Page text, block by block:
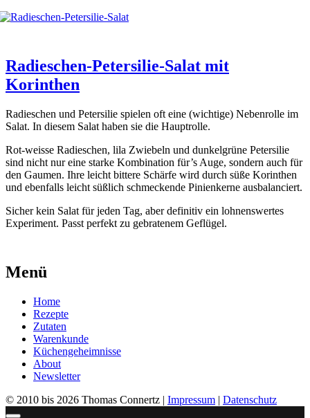
Radieschen-Petersilie-Salat mit
Korinthen
Radies­chen und Peter­si­lie spie­len oft eine (wich­ti­ge) Neben­rol­le im
Salat. In die­sem Salat haben sie die Haupt­rol­le.
Rot-weis­se Radies­chen, lila Zwie­beln und dun­kel­grü­ne Peter­si­lie
sind nicht nur eine star­ke Kom­bi­na­ti­on für’s Auge, son­dern auch für
den Gau­men. Ihre leicht bit­te­re Schär­fe wird durch süße Korin­then
und eben­falls leicht süß­lich schme­cken­de Pini­en­ker­ne aus­ba­lan­ciert.
Sicher kein Salat für jeden Tag, aber defi­ni­tiv ein loh­nens­wer­tes
Expe­ri­ment. Passt per­fekt zu gebra­te­nem Geflü­gel.
Menü
Home
Rezepte
Zutaten
Warenkunde
Küchengeheimnisse
About
Newsletter
© 2010 bis 2026 Thomas Connertz | Impressum | Datenschutz